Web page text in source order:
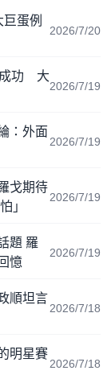
蛋例
2026/7/20
成功 大
2026/7/19
：外面
2026/7/19
戈期待
」
2026/7/19
題 羅
憶
2026/7/19
順坦言
2026/7/18
明星賽
2026/7/18